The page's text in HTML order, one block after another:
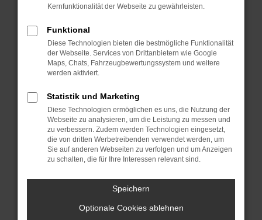
anderen Browser oder in einem privaten
Starte dein Gerät neu.
Das kann manchmal helfen, vorübergehende
Probleme zu beheben.
Betriebssystem auf dem neuesten Stand
sind.
Veraltete Software birgt nicht nur ein
Sicherheitsrisiko, sondern kann auch dazu
führen, dass bestimmte Funktionen nicht mehr
unterstützt werden.
Wende dich an den Webseitenbetreiber.
Wenn du alle oben genannten Schritte versucht
hast, kontaktiere uns bitte. Wir werden
versuchen, das Problem zu beheben. Du kannst
Kernfunktionalität der Webseite zu gewährleisten.
Funktional
Diese Technologien bieten die bestmögliche Funktionalität
der Webseite. Services von Drittanbietern wie Google
Maps, Chats, Fahrzeugbewertungssystem und weitere
werden aktiviert.
Statistik und Marketing
Diese Technologien ermöglichen es uns, die Nutzung der
Webseite zu analysieren, um die Leistung zu messen und
zu verbessern. Zudem werden Technologien eingesetzt,
die von dritten Werbetreibenden verwendet werden, um
Sie auf anderen Webseiten zu verfolgen und um Anzeigen
zu schalten, die für Ihre Interessen relevant sind.
Speichern
Optionale Cookies ablehnen